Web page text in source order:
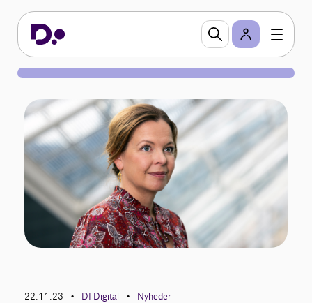
22.11.23 • DI Digital • Nyheder